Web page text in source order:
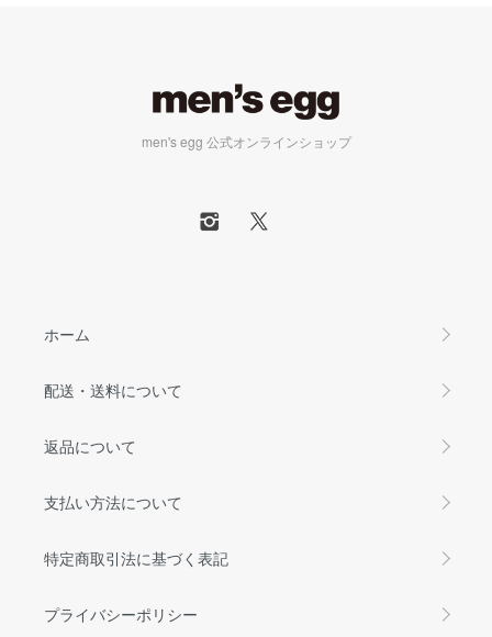
men's egg 公式オンラインショップ
ホーム
配送・送料について
返品について
支払い方法について
特定商取引法に基づく表記
プライバシーポリシー